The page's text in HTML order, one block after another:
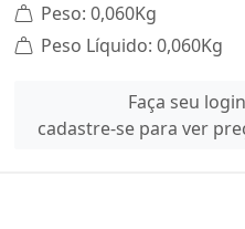
Peso: 0,060Kg
Peso Líquido: 0,060Kg
Faça seu
cadastre-se para ver